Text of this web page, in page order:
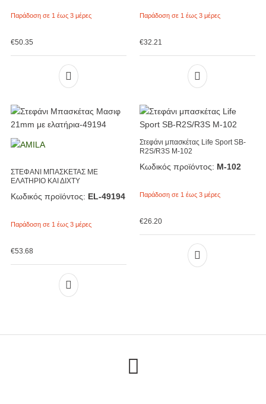
Παράδοση σε 1 έως 3 μέρες
€50.35
Παράδοση σε 1 έως 3 μέρες
€32.21
ΣΤΕΦΑΝΙ ΜΠΑΣΚΕΤΑΣ ME
ΕΛΑΤΗΡΙΟ ΚΑΙ ΔΙΧΤΥ
Κωδικός προϊόντος: EL-49194
Παράδοση σε 1 έως 3 μέρες
€53.68
Στεφάνι μπασκέτας Life Sport SB-
R2S/R3S Μ-102
Κωδικός προϊόντος: Μ-102
Παράδοση σε 1 έως 3 μέρες
€26.20